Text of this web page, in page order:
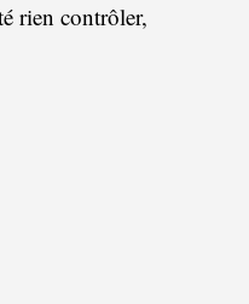
rien contrôler,